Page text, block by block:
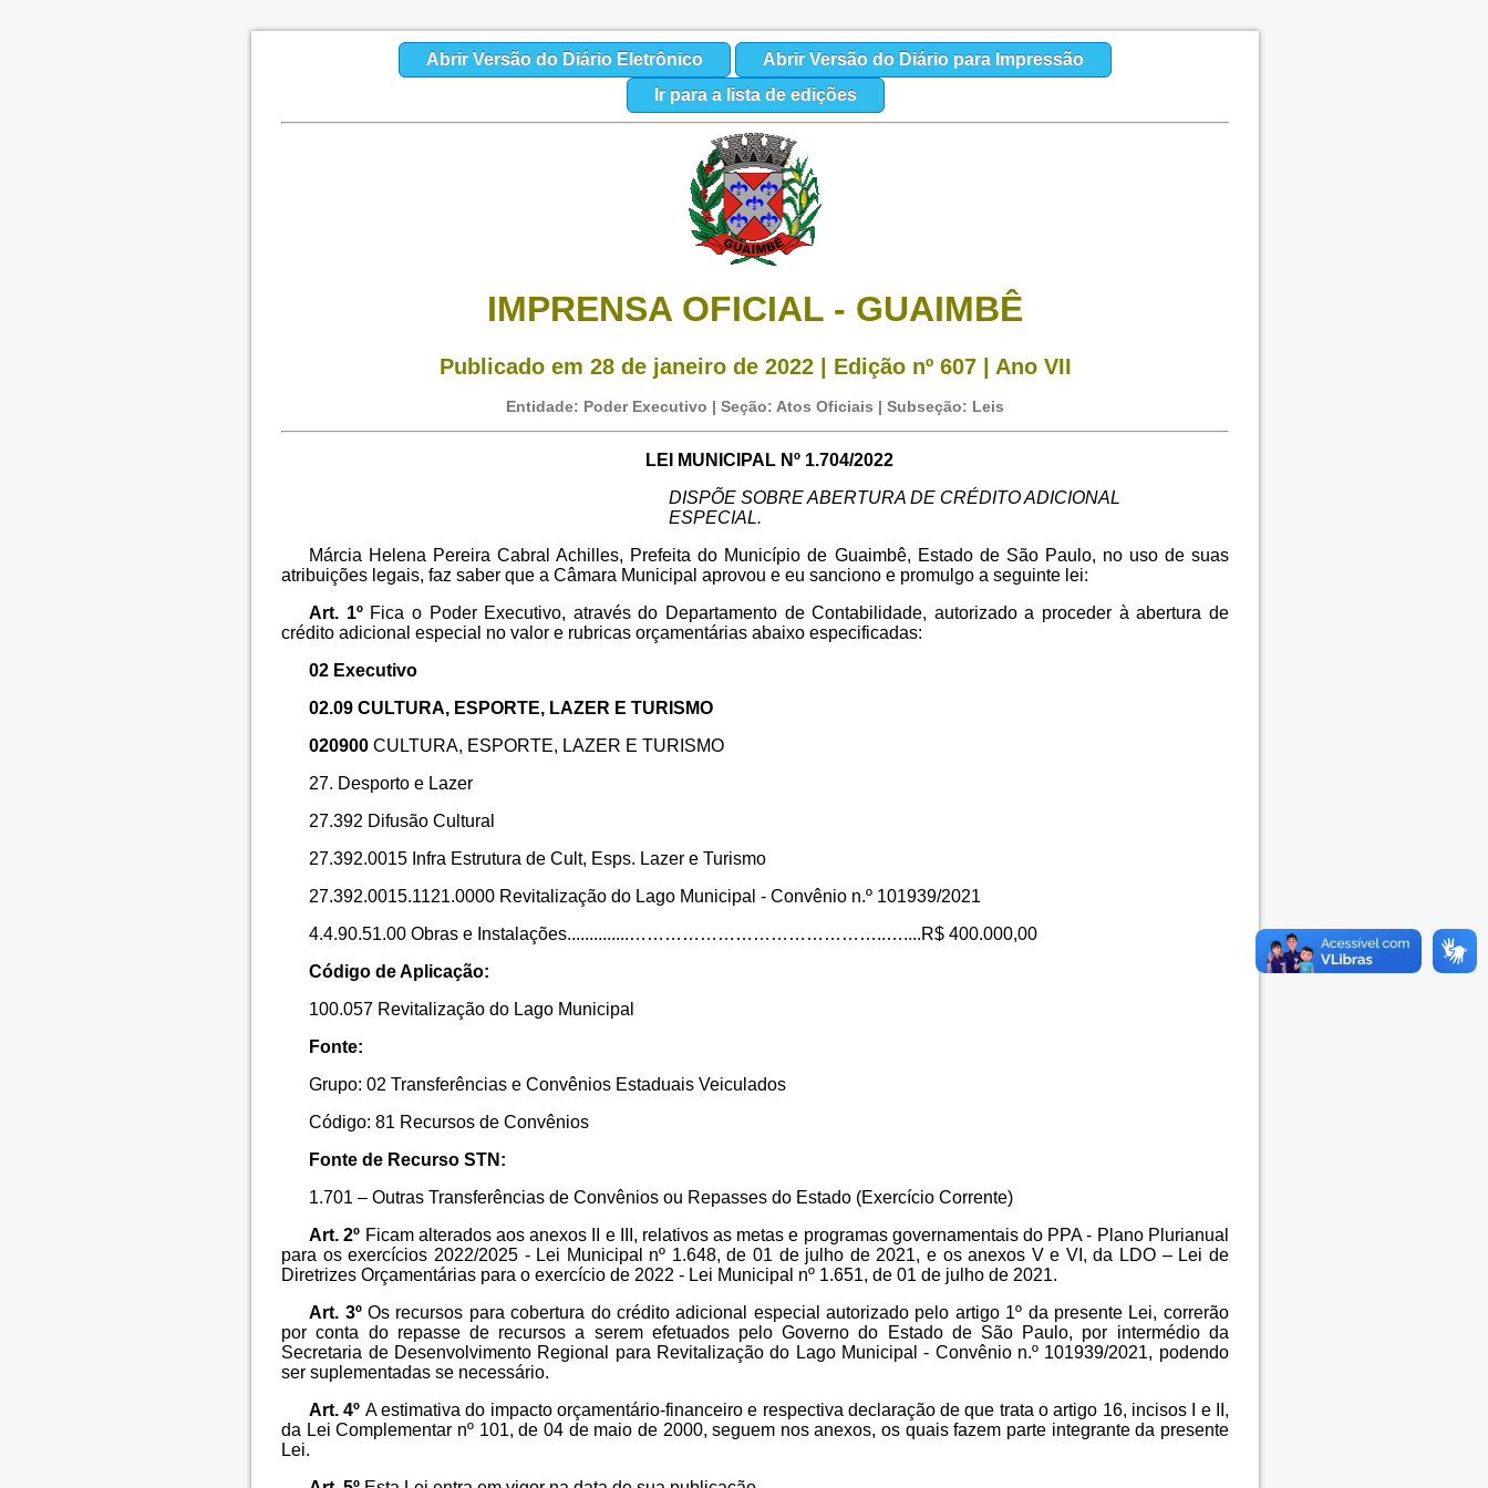
Abrir Versão do Diário Eletrônico
Abrir Versão do Diário para Impressão
Ir para a lista de edições
IMPRENSA OFICIAL - GUAIMBÊ
Publicado em 28 de janeiro de 2022 | Edição nº 607 | Ano VII
Entidade: Poder Executivo | Seção: Atos Oficiais | Subseção: Leis
LEI MUNICIPAL Nº 1.704/2022
DISPÕE SOBRE ABERTURA DE CRÉDITO ADICIONAL
ESPECIAL.
Márcia Helena Pereira Cabral Achilles, Prefeita do Município de Guaimbê, Estado de São Paulo, no uso de suas
atribuições legais, faz saber que a Câmara Municipal aprovou e eu sanciono e promulgo a seguinte lei:
Art. 1º Fica o Poder Executivo, através do Departamento de Contabilidade, autorizado a proceder à abertura de
crédito adicional especial no valor e rubricas orçamentárias abaixo especificadas:
02 Executivo
02.09 CULTURA, ESPORTE, LAZER E TURISMO
020900 CULTURA, ESPORTE, LAZER E TURISMO
27. Desporto e Lazer
27.392 Difusão Cultural
27.392.0015 Infra Estrutura de Cult, Esps. Lazer e Turismo
27.392.0015.1121.0000 Revitalização do Lago Municipal - Convênio n.º 101939/2021
4.4.90.51.00 Obras e Instalações..............……………………………………..…....R$ 400.000,00
Código de Aplicação:
100.057 Revitalização do Lago Municipal
Fonte:
Grupo: 02 Transferências e Convênios Estaduais Veiculados
Código: 81 Recursos de Convênios
Fonte de Recurso STN:
1.701 – Outras Transferências de Convênios ou Repasses do Estado (Exercício Corrente)
Art. 2º Ficam alterados aos anexos II e III, relativos as metas e programas governamentais do PPA - Plano Plurianual
para os exercícios 2022/2025 - Lei Municipal nº 1.648, de 01 de julho de 2021, e os anexos V e VI, da LDO – Lei de
Diretrizes Orçamentárias para o exercício de 2022 - Lei Municipal nº 1.651, de 01 de julho de 2021.
Art. 3º Os recursos para cobertura do crédito adicional especial autorizado pelo artigo 1º da presente Lei, correrão
por conta do repasse de recursos a serem efetuados pelo Governo do Estado de São Paulo, por intermédio da
Secretaria de Desenvolvimento Regional para Revitalização do Lago Municipal - Convênio n.º 101939/2021, podendo
ser suplementadas se necessário.
Art. 4º A estimativa do impacto orçamentário-financeiro e respectiva declaração de que trata o artigo 16, incisos I e II,
da Lei Complementar nº 101, de 04 de maio de 2000, seguem nos anexos, os quais fazem parte integrante da presente
Lei.